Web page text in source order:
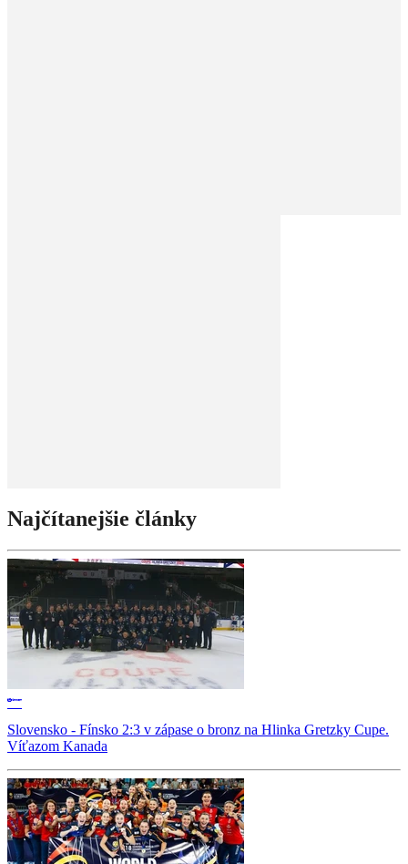
Najčítanejšie články
Slovensko - Fínsko 2:3 v zápase o bronz na Hlinka Gretzky Cupe.
Víťazom Kanada